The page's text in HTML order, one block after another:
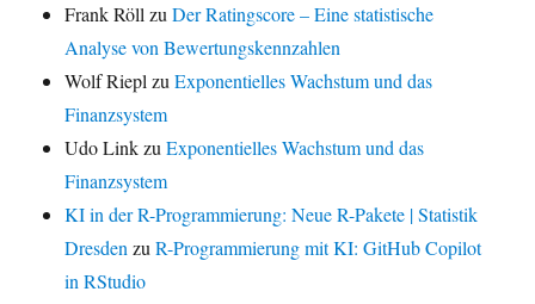
Frank Röll zuDer Ratingscore – Eine statistische
Analyse von Bewertungskennzahlen
Wolf Riepl zuExponentielles Wachstum und das
Finanzsystem
Udo LinkzuExponentielles Wachstum und das
Finanzsystem
KI in der R-Programmierung: Neue R-Pakete | Statistik
Dresden zuR-Programmierung mit KI: GitHub Copilot
in RStudio